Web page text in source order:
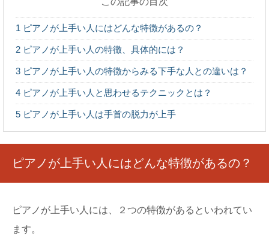
鳥」の生態
南極のペンギンは人を見つけるとよってくる人懐っこい性
格のようですが、なぜこのような行動を取るのでしょ...
イギリスはどんな国？その文化の特徴や習慣
がとても興味深い！
す。 日本から遠く離れた場所にあるイギリス...
台湾の電車で飲食すると罰金！行く前に知っ
ておきたいルールとは
1 ピアノが上手い人にはどんな特徴があるの？
2 ピアノが上手い人の特徴、具体的には？
3 ピアノが上手い人の特徴からみる下手な人との違いは？
4 ピアノが上手い人と思わせるテクニックとは？
5 ピアノが上手い人は手首の脱力が上手
ピアノが上手い人にはどんな特徴があるの？
ピアノが上手い人には、２つの特徴があるといわれてい
ます。